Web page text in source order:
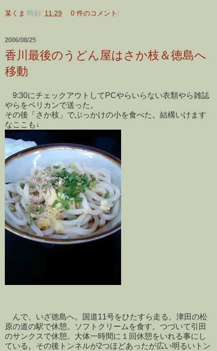
某くま 時刻: 11:29 0 件のコメント:
2006/08/25
香川最後のうどん屋はさか枝＆徳島へ
移動
9:30にチェックアウトしてPCやらいらない衣類やら雑誌
やらをペリカンで送った。
その後「さか枝」でぶっかけの小を食べた。結構いけます
なここも↓
んで、いざ徳島へ。国道11号をひたすら走る。津田の松
原の道の駅で休憩。ソフトクリームを食す。つづいて引田
のサンクスで休憩。大体一時間に１回休憩をいれる事にし
ている。その後トンネルが2つほどあったが広い明るいトン